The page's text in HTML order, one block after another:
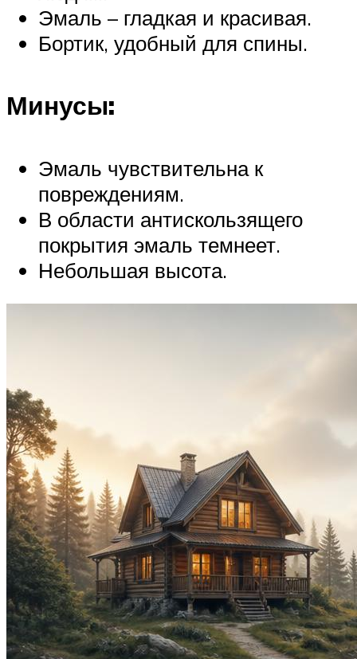
Эмаль – гладкая и красивая.
Бортик, удобный для спины.
Минусы:
Эмаль чувствительна к
повреждениям.
В области антискользящего
покрытия эмаль темнеет.
Небольшая высота.